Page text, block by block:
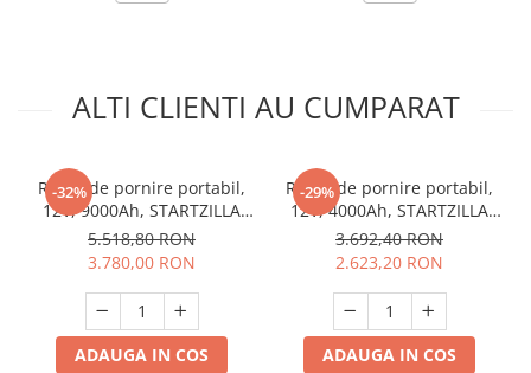
ALTI CLIENTI AU CUMPARAT
-32%
Robot de pornire portabil,
12V, 9000Ah, STARTZILLA
9024 XT - TELWIN
5.518,80 RON
3.780,00 RON
ADAUGA IN COS
-29%
Robot de pornire portabil,
12V, 4000Ah, STARTZILLA
4012 XT - TELWIN
3.692,40 RON
2.623,20 RON
ADAUGA IN COS